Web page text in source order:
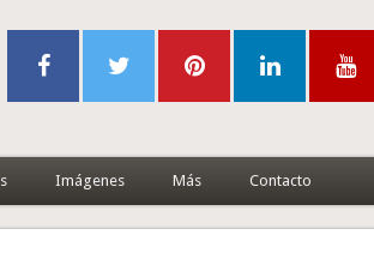
Imágenes Más Contacto